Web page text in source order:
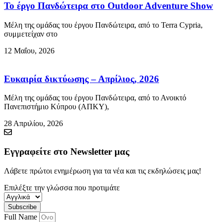
Το έργο Πανδώτειρα στο Outdoor Adventure Show
Μέλη της ομάδας του έργου Πανδώτειρα, από το Terra Cypria,
συμμετείχαν στο
12 Μαΐου, 2026
Ευκαιρία δικτύωσης – Απρίλιος, 2026
Μέλη της ομάδας του έργου Πανδώτειρα, από το Ανοικτό
Πανεπιστήμιο Κύπρου (ΑΠΚΥ),
28 Απριλίου, 2026
Εγγραφείτε στο Newsletter μας
Λάβετε πρώτοι ενημέρωση για τα νέα και τις εκδηλώσεις μας!
Επιλέξτε την γλώσσα που προτιμάτε
Subscribe
Full Name